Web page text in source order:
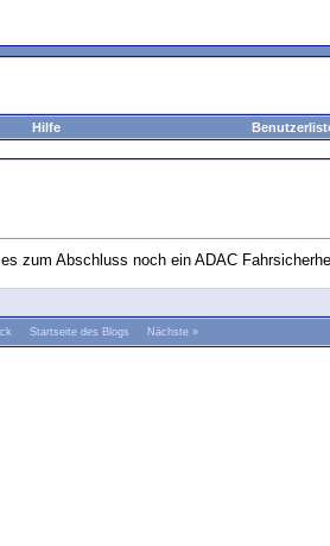
Hilfe
zum Abschluss noch ein ADAC
Startseite des Blogs Nächste »